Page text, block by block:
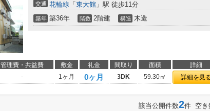
交通 花輪線 「 東大館 」駅 徒歩11分
築年 築36年 階数 2階建 構造 木造
管理費・共益費 敷金 礼金 間取り 面積 詳細
- 1ヶ月 0ヶ月 3DK 59.30㎡ 詳細を見
該当公開件数2件 空き